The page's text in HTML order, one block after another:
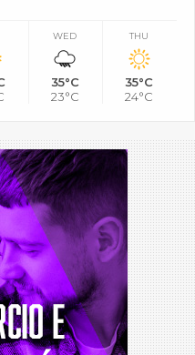
WED
35°C
23°C
THU
35°C
24°C